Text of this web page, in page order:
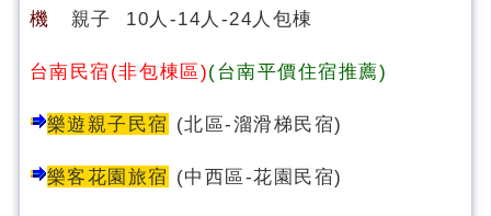
機 親子 10人-14人-24人包棟
台南民宿(非包棟區)(台南平價住宿推薦)
樂遊親子民宿 (北區-溜滑梯民宿)
樂客花園旅宿 (中西區-花園民宿)